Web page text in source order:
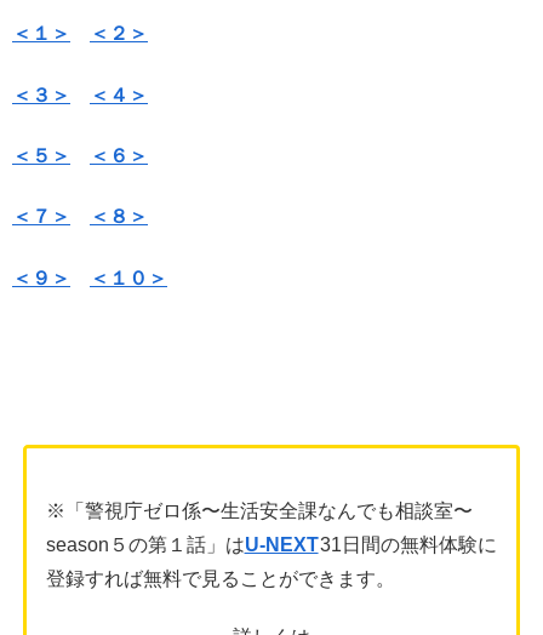
＜１＞ ＜２＞
＜３＞ ＜４＞
＜５＞ ＜６＞
＜７＞ ＜８＞
＜９＞ ＜１０＞
※「警視庁ゼロ係〜生活安全課なんでも相談室〜
season５の第１話」はU-NEXT31日間の無料体験に
登録すれば無料で見ることができます。